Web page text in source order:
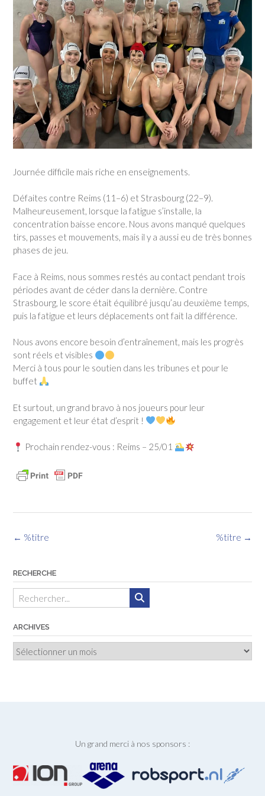
Journée difficile mais riche en enseignements.
Défaites contre Reims (11–6) et Strasbourg (22–9).
Malheureusement, lorsque la fatigue s’installe, la
concentration baisse encore. Nous avons manqué quelques
tirs, passes et mouvements, mais il y a aussi eu de très bonnes
phases de jeu.
Face à Reims, nous sommes restés au contact pendant trois
périodes avant de céder dans la dernière. Contre
Strasbourg, le score était équilibré jusqu’au deuxième temps,
puis la fatigue et leurs déplacements ont fait la différence.
Nous avons encore besoin d’entraînement, mais les progrès
sont réels et visibles
Merci à tous pour le soutien dans les tribunes et pour le
buffet
Et surtout, un grand bravo à nos joueurs pour leur
engagement et leur état d’esprit !
Prochain rendez-vous : Reims – 25/01
Navigation
%titre →
← %titre
RECHERCHE
ARCHIVES
Archives
Un grand merci à nos sponsors :